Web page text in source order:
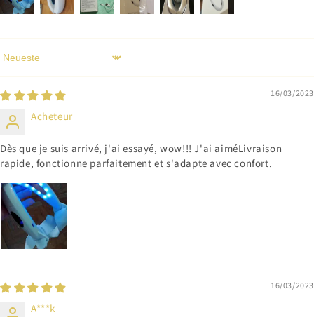
Sort by
16/03/2023
Acheteur
Dès que je suis arrivé, j'ai essayé, wow!!! J'ai aiméLivraison
rapide, fonctionne parfaitement et s'adapte avec confort.
16/03/2023
A***k